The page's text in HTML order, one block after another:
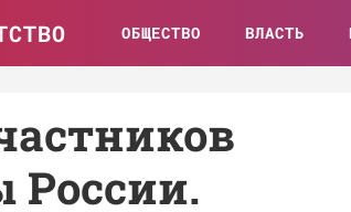
ОБЩЕСТВО ВЛАСТЬ
России.